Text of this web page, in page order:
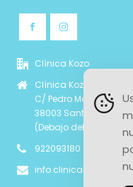
Clínica Kozo
Clínica Kozo -
C/ Pedro Modesto
38003 Santa Cruz de
(Debajo del CC Wehbe
922093180